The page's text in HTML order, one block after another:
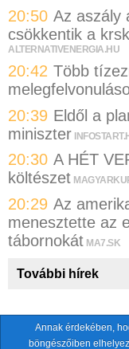
20:50 Az aszály
csökkentik a
ALTERNATIVENERGIA.HU
20:42 Több
20:39 Eldől a
miniszter
20:30 A HÉT
költészet
20:29 Az
menesztette az
tábornokát MA7.SK
További hírek
A fentiekkel együtt összesen
Annak érdekében,
böngészőiben